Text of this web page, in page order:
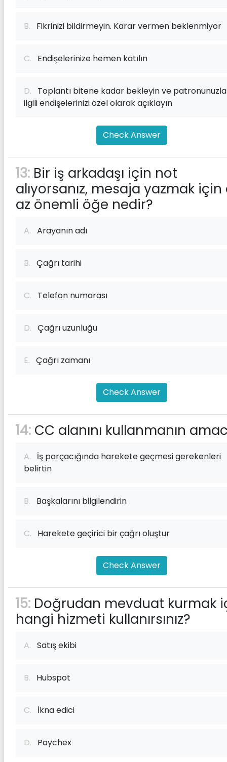
B. Fikrinizi bildirmeyin. Karar vermen beklenmiyor
C. Endişelerinize hemen katılın
D. Toplantı bitene kadar bekleyin ve patronunuzla
ilgili endişelerinizi özel olarak açıklayın
Check Answer
13: Bir iş arkadaşı için not
alıyorsanız, mesaja yazmak için
az önemli öğe nedir?
A. Arayanın adı
B. Çağrı tarihi
C. Telefon numarası
D. Çağrı uzunluğu
E. Çağrı zamanı
Check Answer
14: CC alanını kullanmanın
A. İş parçacığında harekete geçmesi gerekenleri
belirtin
B. Başkalarını bilgilendirin
C. Harekete geçirici bir çağrı oluştur
Check Answer
15: Doğrudan mevduat kurmak
hangi hizmeti kullanırsınız?
A. Satış ekibi
B. Hubspot
C. İkna edici
D. Paychex